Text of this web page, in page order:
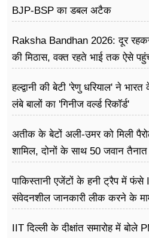
BJP-BSP का डबल अटैक
Raksha Bandhan 2026: दूर रहकर
की मिठास, वक्त रहते भाई तक ऐसे
हल्द्वानी की बेटी 'रेणु धरियाल' ने
लंबे बालों का 'गिनीज वर्ल्ड रिकॉर्ड'
अतीक के बेटों अली-उमर को मिली
शामिल, दोनों के साथ 50 जवान तैनात
पाकिस्तानी एजेंटों के हनी ट्रैप में
संवेदनशील जानकारी लीक करने के
IIT दिल्ली के दीक्षांत समारोह में बोले